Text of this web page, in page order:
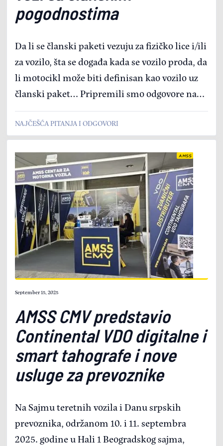
pogodnostima
Da li se članski paketi vezuju za fizičko lice i/ili
za vozilo, šta se događa kada se vozilo proda, da
li motocikl može biti definisan kao vozilo uz
članski paket… Pripremili smo odgovore na
ova i druga najčešće postavljana pitanja
NAJČEŠĆA PITANJA I ODGOVORI
AMSS
September 15, 2025
AMSS CMV predstavio
Continental VDO digitalne i
smart tahografe i nove
usluge za prevoznike
Na Sajmu teretnih vozila i Danu srpskih
prevoznika, održanom 10. i 11. septembra
2025. godine u Hali 1 Beogradskog sajma,